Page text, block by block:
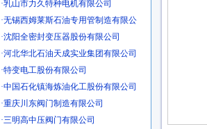
·无锡西姆莱斯石油专用管制造有限公
·沈阳全密封变压器股份有限公司
·河北华北石油天成实业集团有限公司
·特变电工股份有限公司
·中国石化镇海炼油化工股份有限公司
·重庆川东阀门制造有限公司
·三明高中压阀门有限公司
·宁波永泰塑料机械有限公司宁波高压